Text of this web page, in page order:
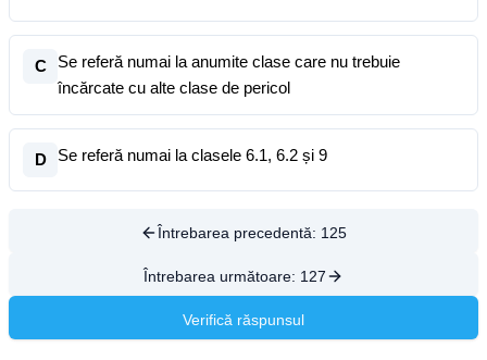
C
Se referă numai la anumite clase care nu trebuie
încărcate cu alte clase de pericol
D Se referă numai la clasele 6.1, 6.2 și 9
Întrebarea precedentă: 125
Întrebarea următoare: 127
Verifică răspunsul